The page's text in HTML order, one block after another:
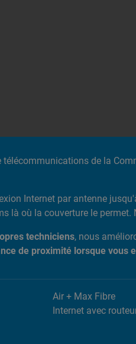
télécommunications de la
Internet par antenne
là où la couverture le
techniciens, nous
de proximité lorsque vous
Air + Max Fibre
Internet avec